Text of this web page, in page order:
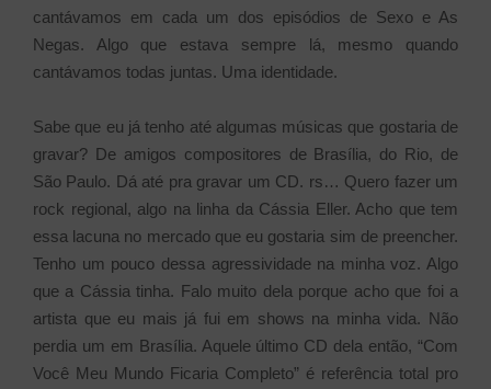
cantávamos em cada um dos episódios de Sexo e As
Negas. Algo que estava sempre lá, mesmo quando
cantávamos todas juntas. Uma identidade.
Sabe que eu já tenho até algumas músicas que gostaria de
gravar? De amigos compositores de Brasília, do Rio, de
São Paulo. Dá até pra gravar um CD. rs… Quero fazer um
rock regional, algo na linha da Cássia Eller. Acho que tem
essa lacuna no mercado que eu gostaria sim de preencher.
Tenho um pouco dessa agressividade na minha voz. Algo
que a Cássia tinha. Falo muito dela porque acho que foi a
artista que eu mais já fui em shows na minha vida. Não
perdia um em Brasília. Aquele último CD dela então, “Com
Você Meu Mundo Ficaria Completo” é referência total pro